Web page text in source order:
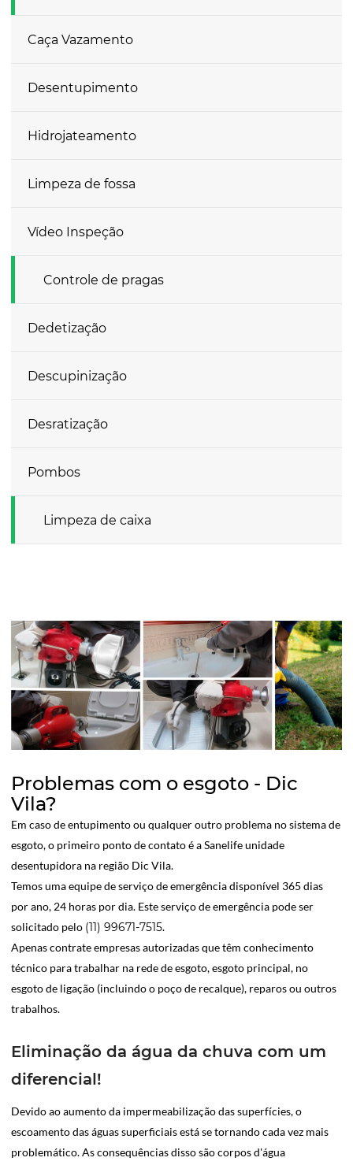
Caça Vazamento
Desentupimento
Hidrojateamento
Limpeza de fossa
Vídeo Inspeção
Controle de pragas
Dedetização
Descupinização
Desratização
Pombos
Limpeza de caixa
Problemas com o esgoto - Dic
Vila?
Em caso de entupimento ou qualquer outro problema no sistema de
esgoto, o primeiro ponto de contato é a Sanelife unidade
desentupidora na região Dic Vila.
Temos uma equipe de serviço de emergência disponível 365 dias
por ano, 24 horas por dia. Este serviço de emergência pode ser
solicitado pelo (11) 99671-7515.
Apenas contrate empresas autorizadas que têm conhecimento
técnico para trabalhar na rede de esgoto, esgoto principal, no
esgoto de ligação (incluindo o poço de recalque), reparos ou outros
trabalhos.
Eliminação da água da chuva com um
diferencial!
Devido ao aumento da impermeabilização das superfícies, o
escoamento das águas superficiais está se tornando cada vez mais
problemático. As consequências disso são corpos d'água